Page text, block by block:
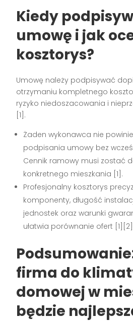
Kiedy
umowę i jak
kosztorys?
Umowę należy podpisywać
otrzymaniu kompletnego
ryzyko niedoszacowania i
[1] .
Żaden wykonawca nie
podpisania umowy bez
Cennik ramowy musi zostać
konkretnego mieszkania [1] .
Profesjonalny kosztorys
komponenty, długość
jednostek oraz warunki
ułatwia porównanie ofert [1][2]
firma do
domowej w
będzie